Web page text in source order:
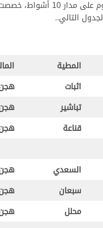
التالي..
المطية
اثبات
تباشير
قناعة
السعدي
سبعان
محلل